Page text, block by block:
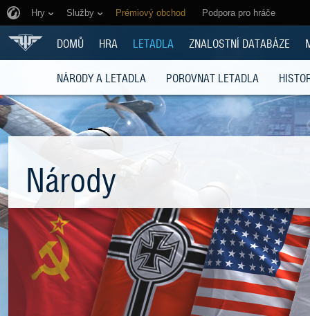
Hry Služby Prémiový obchod Podpora pro hráče
DOMŮ HRA LETADLA ZNALOSTNÍ DATABÁZE
NÁRODY A LETADLA POROVNAT LETADLA
Národy